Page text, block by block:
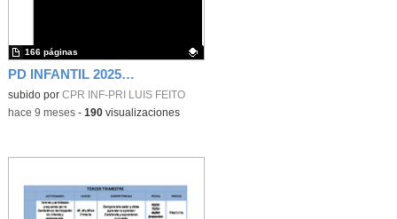
PD INFANTIL 2025-26
Contenido educativo.
subido por CPR INF-PRI LUIS FEITO
166 páginas
-hace 9 meses- 190visualizaciones